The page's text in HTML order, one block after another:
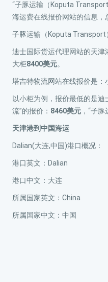
“子豚运输（Koputa
海运费在线报价网站的信息，
子豚运输（Koputa Transport
迪士国际货运代理网站的天
大柜8400美元。
塔吉特物流网站在线报价是：
以小柜为例，报价最低的是迪
流”的报价： 8460美元，“子豚
天津港到中国海运
Dalian(大连,中国)港口概况：
港口英文：Dalian
港口中文：大连
所属国家英文：China
所属国家中文：中国